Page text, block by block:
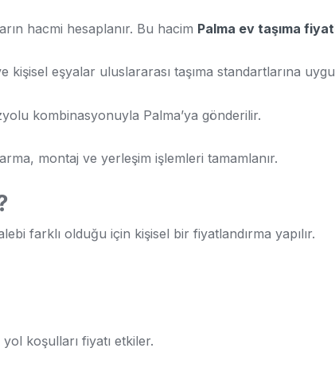
hacmi hesaplanır. Bu hacim Palma ev taşıma
eşyalar uluslararası taşıma standartlarına
kombinasyonuyla Palma’ya gönderilir.
montaj ve yerleşim işlemleri tamamlanır.
farklı olduğu için kişisel bir fiyatlandırma yapılır.
koşulları fiyatı etkiler.